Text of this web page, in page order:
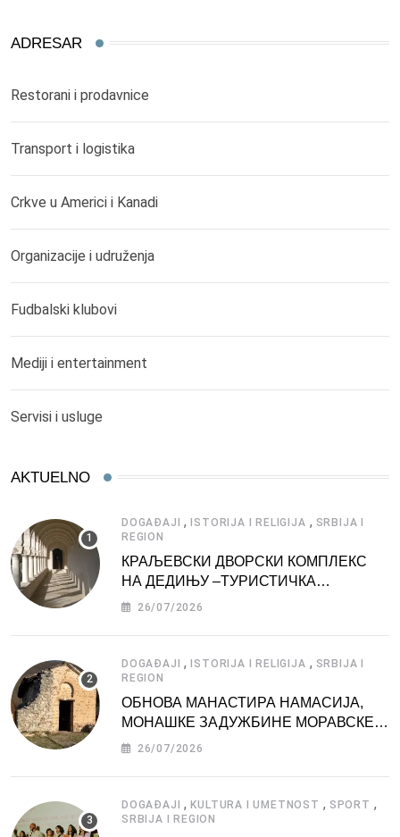
ADRESAR
Restorani i prodavnice
Transport i logistika
Crkve u Americi i Kanadi
Organizacije i udruženja
Fudbalski klubovi
Mediji i entertainment
Servisi i usluge
AKTUELNO
DOGAĐAJI ,ISTORIJA I RELIGIJA , SRBIJA I
REGION
КРАЉЕВСКИ ДВОРСКИ КОМПЛЕКС
НА ДЕДИЊУ –ТУРИСТИЧКА
АТРАКЦИЈА
26/07/2026
DOGAĐAJI ,ISTORIJA I RELIGIJA , SRBIJA I
REGION
ОБНОВА МАНАСТИРА НАМАСИЈА,
МОНАШКЕ ЗАДУЖБИНЕ МОРАВСКЕ
СРБИЈЕ
26/07/2026
DOGAĐAJI ,KULTURA I UMETNOST , SPORT ,
SRBIJA I REGION